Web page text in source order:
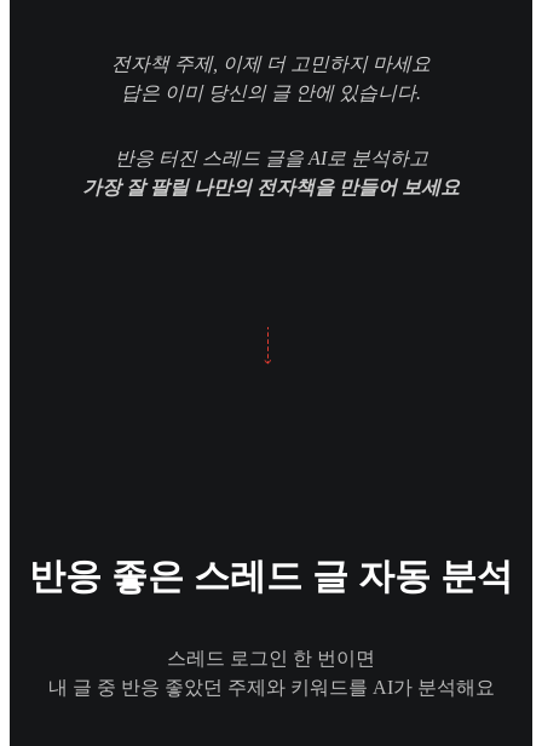
전자책 주제, 이제 더 고민하지 마세요
답은 이미 당신의 글 안에 있습니다.
반응 터진 스레드 글을 AI로 분석하고
가장 잘 팔릴 나만의 전자책을 만들어 보세요
반응 좋은 스레드 글 자동 분석
스레드 로그인 한 번이면
내 글 중 반응 좋았던 주제와 키워드를 AI가 분석해요